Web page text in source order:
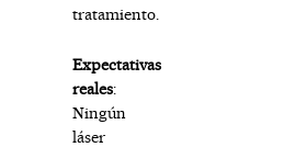
tratamiento.
Expectativas
reales:
Ningún
láser